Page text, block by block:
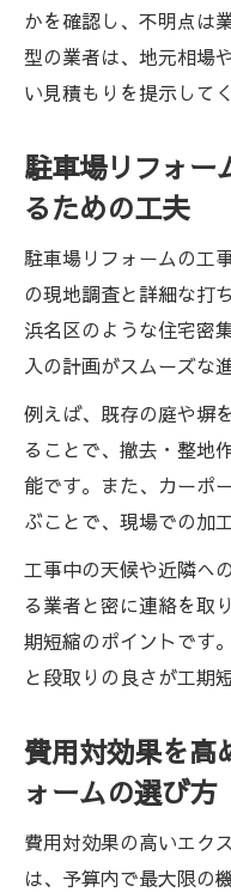
かを確認し、不明点は
型の業者は、地元相場
い見積もりを提示して
駐車場リフォー
るための工夫
駐車場リフォームの工
の現地調査と詳細な打
浜名区のような住宅密
入の計画がスムーズな
例えば、既存の庭や塀
ることで、撤去・整地
能です。また、カーポ
ぶことで、現場での加
工事中の天候や近隣へ
る業者と密に連絡を取
期短縮のポイントです
と段取りの良さが工期
費用対効果を高
ォームの選び方
費用対効果の高いエク
は、予算内で最大限の